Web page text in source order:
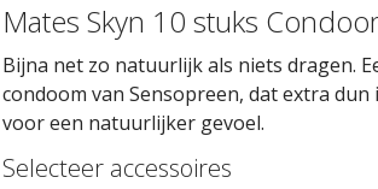
Mates Skyn 10 stuks
Bijna net zo natuurlijk als niets dragen.
condoom van Sensopreen, dat extra dun
voor een natuurlijker gevoel.
Selecteer accessoires